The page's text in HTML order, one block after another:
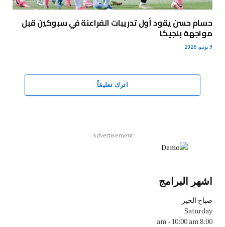
حسام حسن يقود أول تدريبات الفراعنة في سبوكين قبل
مواجهة بلجيكا
9 يونيو، 2026
اترك تعليقاً
Advertisement
اشهر البرامج
صباح الخير
Saturday
8:00 am
- 10:00 am